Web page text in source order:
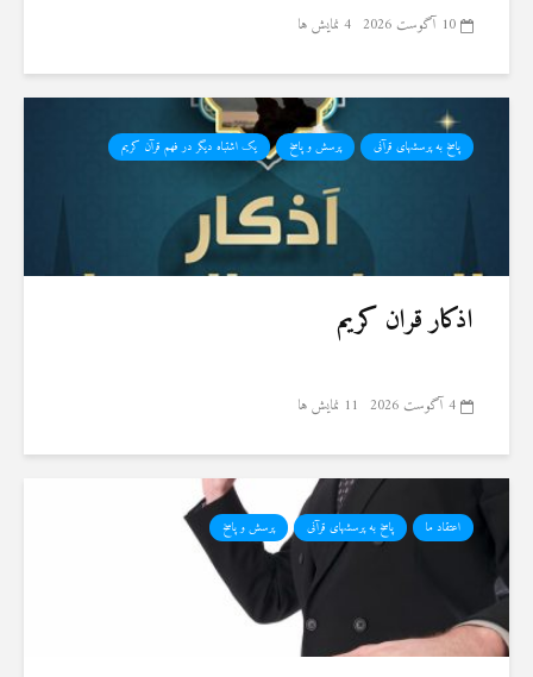
10 آگوست 2026 4 نمایش ها
پاسخ به پرسشهای قرآنی پرسش و پاسخ یک اشتباه دیگر در فهم قرآن کریم
اذکار قران کریم
4 آگوست 2026 11 نمایش ها
اعتقاد ما پاسخ به پرسشهای قرآنی پرسش و پاسخ